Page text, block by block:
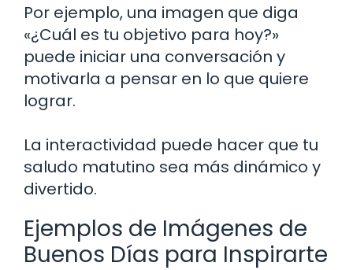
Por ejemplo, una imagen que diga
«¿Cuál es tu objetivo para hoy?»
puede iniciar una conversación y
motivarla a pensar en lo que quiere
lograr.
La interactividad puede hacer que tu
saludo matutino sea más dinámico y
divertido.
Ejemplos de Imágenes de
Buenos Días para Inspirarte